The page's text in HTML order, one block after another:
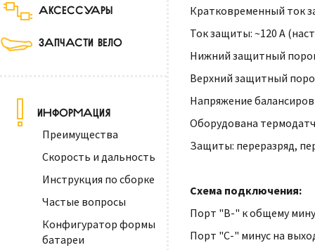
АКСЕССУАРЫ
ЗАПЧАСТИ ВЕЛО
ИНФОРМАЦИЯ
Преимущества
Скорость и дальность
Инструкция по сборке
Частые вопросы
Конфигуратор формы
батареи
Кратковременный ток
Ток защиты: ~120 А
Нижний защитный
Верхний защитный
Напряжение
Оборудована
Защиты: переразряд,
Схема подключения:
Порт "B-" к общему
Порт "С-" минус на